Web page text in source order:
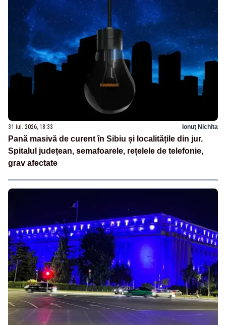
31 iul. 2026, 18:33 Ionuț Nichita
Pană masivă de curent în Sibiu și localitățile din jur.
Spitalul județean, semafoarele, rețelele de telefonie,
grav afectate